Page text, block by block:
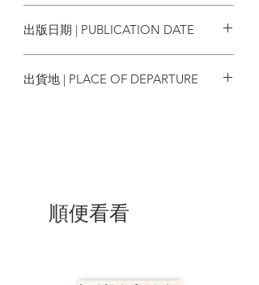
出版日期 | PUBLICATION DATE
出貨地 | PLACE OF DEPARTURE
順便看看